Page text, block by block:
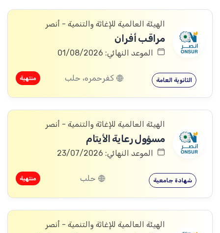
الهيئة العالمية للإغاثة والتنمية - أنصر
مراقب أفران
الموعد النهائي: 01/08/2026
الثانوية العامة كفرحمره، حلب منتهية
الهيئة العالمية للإغاثة والتنمية - أنصر
مسؤول رعاية الأيتام
الموعد النهائي: 23/07/2026
شهادة جامعية حلب منتهية
الهيئة العالمية للإغاثة والتنمية - أنصر